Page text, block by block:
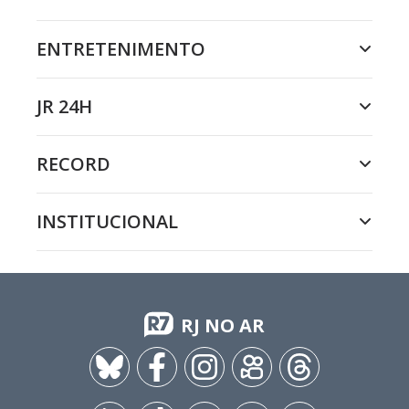
ENTRETENIMENTO
JR 24H
RECORD
INSTITUCIONAL
RJ NO AR